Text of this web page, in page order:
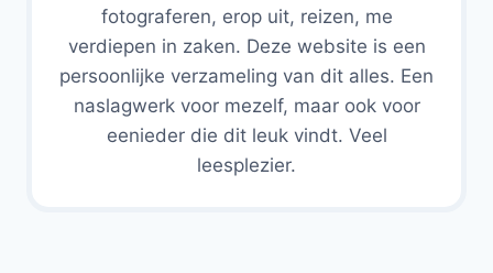
fotograferen, erop uit, reizen, me
verdiepen in zaken. Deze website is een
persoonlijke verzameling van dit alles. Een
naslagwerk voor mezelf, maar ook voor
eenieder die dit leuk vindt. Veel
leesplezier.